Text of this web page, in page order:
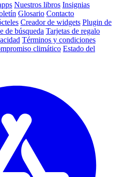
Nuestros libros Insignias
Glosario Contacto
Creador de widgets Plugin de
de búsqueda Tarjetas de regalo
Términos y condiciones
climático Estado del